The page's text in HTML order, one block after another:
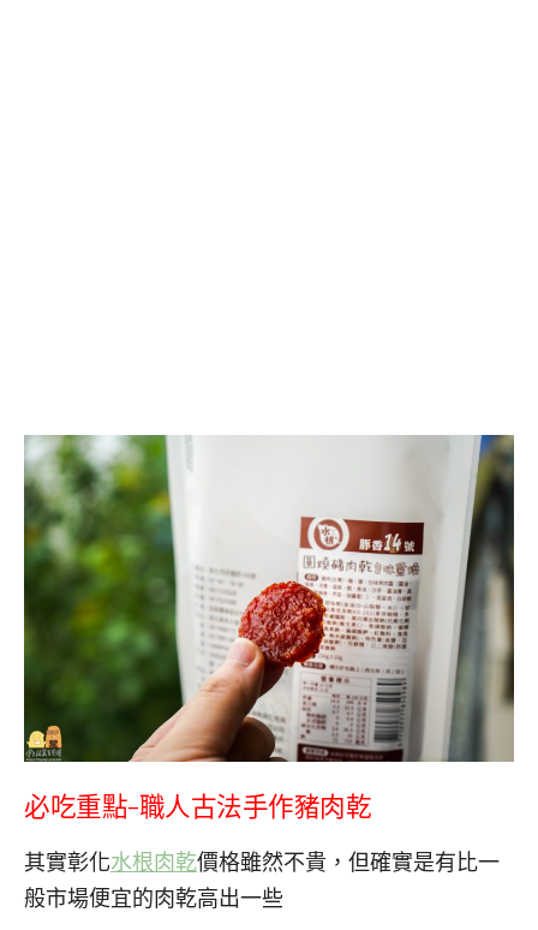
必吃重點-職人古法手作豬肉乾
其實彰化水根肉乾價格雖然不貴，但確實是有比一
般市場便宜的肉乾高出一些